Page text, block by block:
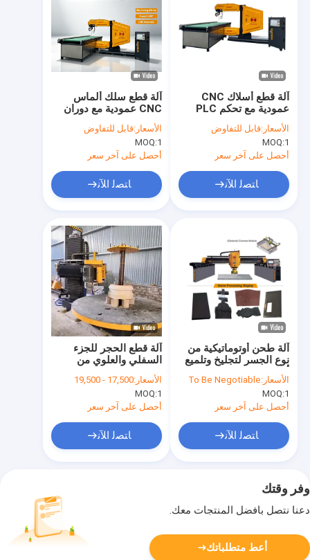
آلة قطع سلك ألماس
CNC عمودية مع دوران
المنحنيات في الجرانيت
15 كيلو واط وحمولة
الأسعار:قابل للتفاوض
MOQ:1
أحصل على آخر سعر
ﺎﺘﺼﻟ ﺍﻶﻧ
آلة قطع أسلاك CNC
عمودية مع تحكم PLC
لقطع الحجر، استهلاك
مياه 4 متر مكعب/ساعة،
طول سلك 20-50 متر
الأسعار:قابل للتفاوض
MOQ:1
أحصل على آخر سعر
ﺎﺘﺼﻟ ﺍﻶﻧ
آلة قطع الحجر للجزء
السفلي والعلوي من
العمود
الأسعار:17,500 - 19,500
MOQ:1
أحصل على آخر سعر
ﺎﺘﺼﻟ ﺍﻶﻧ
آلة طحن أوتوماتيكية من
نوع الجسر لتجليخ وتلميع
أسطح الحجر
الأسعار:To Be Negotiable
MOQ:1
أحصل على آخر سعر
ﺎﺘﺼﻟ ﺍﻶﻧ
وفر وقتك
دعنا نتصل بأفضل المنتجات معك.
أعط متطلباتك